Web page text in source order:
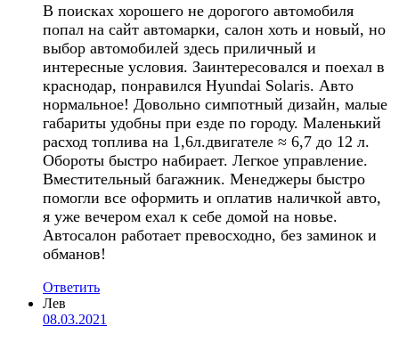
В поисках хорошего не дорогого автомобиля
попал на сайт автомарки, салон хоть и новый, но
выбор автомобилей здесь приличный и
интересные условия. Заинтересовался и поехал в
краснодар, понравился Hyundai Solaris. Авто
нормальное! Довольно симпотный дизайн, малые
габариты удобны при езде по городу. Маленький
расход топлива на 1,6л.двигателе ≈ 6,7 до 12 л.
Обороты быстро набирает. Легкое управление.
Вместительный багажник. Менеджеры быстро
помогли все оформить и оплатив наличкой авто,
я уже вечером ехал к себе домой на новье.
Автосалон работает превосходно, без заминок и
обманов!
Ответить
Лев
08.03.2021